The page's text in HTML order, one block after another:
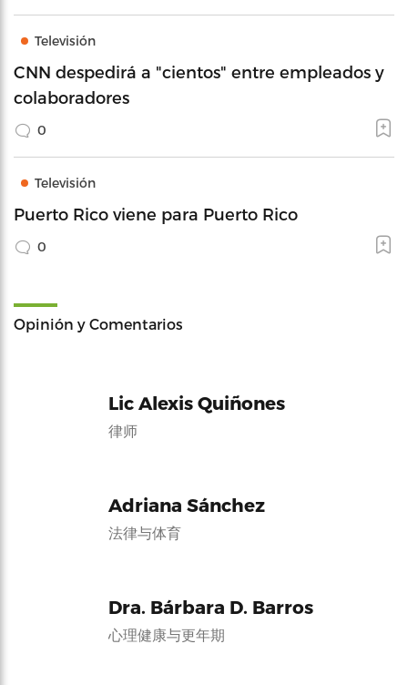
Televisión
CNN despedirá a "cientos" entre empleados y
colaboradores
0
Televisión
Puerto Rico viene para Puerto Rico
0
Opinión y Comentarios
Lic Alexis Quiñones
律师
Adriana Sánchez
法律与体育
Dra. Bárbara D. Barros
心理健康与更年期